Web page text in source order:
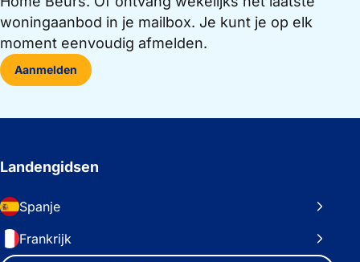
woningaanbod in je mailbox. Je kunt je op elk
moment eenvoudig afmelden.
Aanmelden
Landengidsen
Spanje
Frankrijk